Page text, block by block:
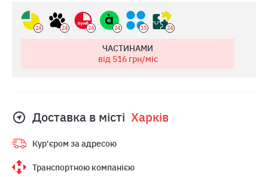
24 24 24 24 15 24
ЧАСТИНАМИ
від 516грн/міс
Доставка в місті Харкiв
Кур'єром за адресою
Транспортною компанією